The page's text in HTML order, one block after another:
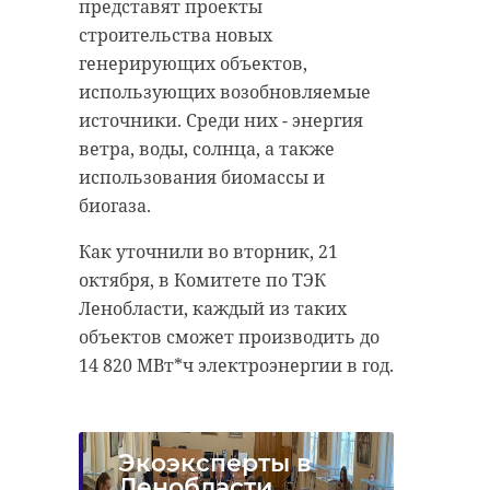
представят проекты
строительства новых
генерирующих объектов,
использующих возобновляемые
источники. Среди них - энергия
ветра, воды, солнца, а также
использования биомассы и
биогаза.
Как уточнили во вторник, 21
октября, в Комитете по ТЭК
Ленобласти, каждый из таких
объектов сможет производить до
14 820 МВт*ч электроэнергии в год.
Экоэксперты в
в telegram-канале Dorogi_lo. Они
также обновили остановки и
укрепили обочины.
Отметим, летом 2025 года в
Тосненском районе подрядчик
также обновил дорогу от Нурмы в
сторону Шапок.
и инфраструктурные вопросы,
влияющие на жизнь жителей и
развитие субъекта.
В рамках заседания обсудили пять
главных тем: меры по
увеличению естественного
прироста населения, контроль за
иностранцев, планы
строительства кольцевой
автодороги вокруг Петербурга
(КАД-2), решение жилищных
проблем в домах бывших совхозов
также тарифы и обновление
коммунальной инфраструктуры.